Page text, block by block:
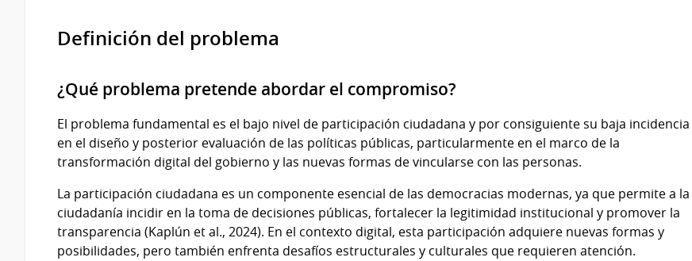
Definición del problema
¿Qué problema pretende abordar el compromiso?
El problema fundamental es el bajo nivel de participación ciudadana y por consiguiente su baja incidencia
en el diseño y posterior evaluación de las políticas públicas, particularmente en el marco de la
transformación digital del gobierno y las nuevas formas de vincularse con las personas.
La participación ciudadana es un componente esencial de las democracias modernas, ya que permite a la
ciudadanía incidir en la toma de decisiones públicas, fortalecer la legitimidad institucional y promover la
transparencia (Kaplún et al., 2024). En el contexto digital, esta participación adquiere nuevas formas y
posibilidades, pero también enfrenta desafíos estructurales y culturales que requieren atención.